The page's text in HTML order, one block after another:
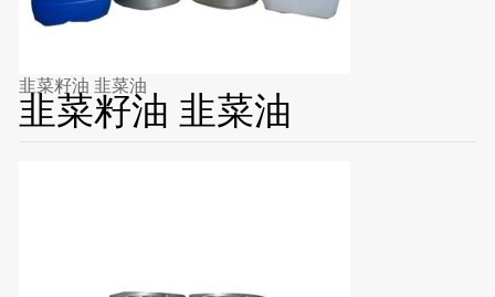
韭菜籽油 韭菜油
韭菜籽油 韭菜油